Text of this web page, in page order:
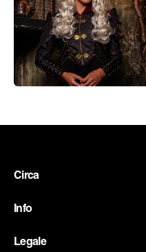
Circa
Info
Legale